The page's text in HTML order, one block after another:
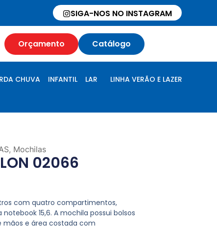
SIGA-NOS NO INSTAGRAM
Orçamento Catálogo
CHUVA INFANTIL LAR
LINHA VERÃO E LAZER
, Mochilas
02066
com quatro compartimentos,
15,6. A mochila possui bolsos
mãos e área costada com